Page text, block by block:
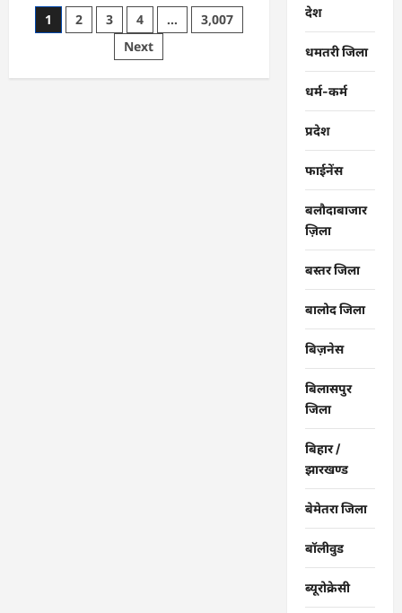
राजनांदगांव
:
मेडिकल
कॉलेज
हॉस्पिटल
Posts
1 2 3 4 …
3,007
Next
देश
धमतरी जिला
धर्म-कर्म
प्रदेश
फाईनेंस
बलौदाबाजार
ज़िला
बस्तर जिला
बालोद जिला
बिज़नेस
बिलासपुर
जिला
बिहार /
झारखण्ड
बेमेतरा जिला
बॉलीवुड
ब्यूरोक्रेसी